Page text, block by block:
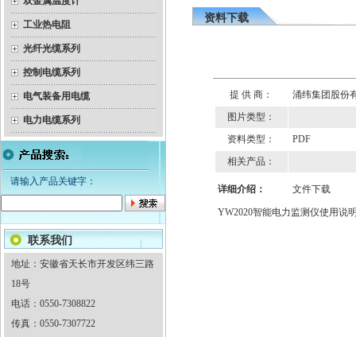
工业热电阻
光纤光缆系列
控制电缆系列
电气装备用电缆
电力电缆系列
请输入产品关键字：
联系我们
地址：安徽省天长市开发区纬三路
18号
电话：0550-7308822
传真：0550-7307722
资料下载
提 供 商：
涌纬集团股份
图片类型：
资料类型：
PDF
相关产品：
详细介绍： 文件下载
YW2020智能电力监测仪使用说